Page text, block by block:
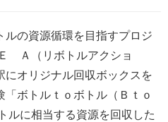
の資源循環を目指すプロジ
Ａ（リボトルアクショ
にオリジナル回収ボックスを
ボトルｔｏボトル（Ｂｔｏ
ルに相当する資源を回収した